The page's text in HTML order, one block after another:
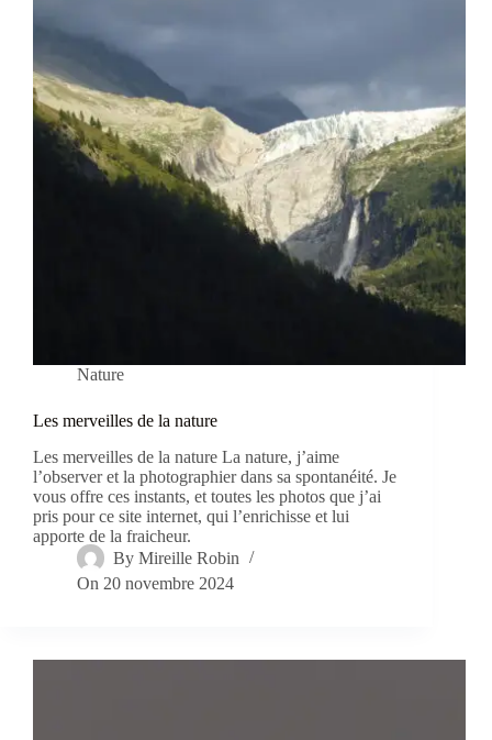
Nature
Les merveilles de la nature
Les merveilles de la nature La nature, j’aime
l’observer et la photographier dans sa spontanéité. Je
vous offre ces instants, et toutes les photos que j’ai
pris pour ce site internet, qui l’enrichisse et lui
apporte de la fraicheur.
By Mireille Robin
On 20 novembre 2024